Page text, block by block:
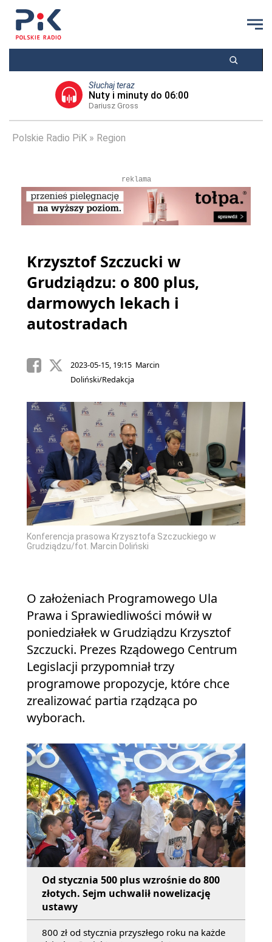
Słuchaj teraz
Nuty i minuty do 06:00
Dariusz Gross
Polskie Radio PiK Region
reklama
Krzysztof Szczucki w
Grudziądzu: o 800 plus,
darmowych lekach i
autostradach
2023-05-15, 19:15 Marcin
Doliński/Redakcja
Konferencja prasowa Krzysztofa Szczuckiego w
Grudziądzu/fot. Marcin Doliński
O założeniach Programowego Ula
Prawa i Sprawiedliwości mówił w
poniedziałek w Grudziądzu Krzysztof
Szczucki. Prezes Rządowego Centrum
Legislacji przypomniał trzy
programowe propozycje, które chce
zrealizować partia rządząca po
wyborach.
Od stycznia 500 plus wzrośnie do 800
złotych. Sejm uchwalił nowelizację
ustawy
800 zł od stycznia przyszłego roku na każde